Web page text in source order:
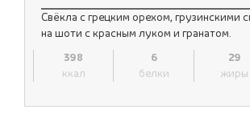
Свёкла с грецким орехом, грузинскими
на шоти с красным луком и гранатом.
398
ккал
6
белки
29
жиры